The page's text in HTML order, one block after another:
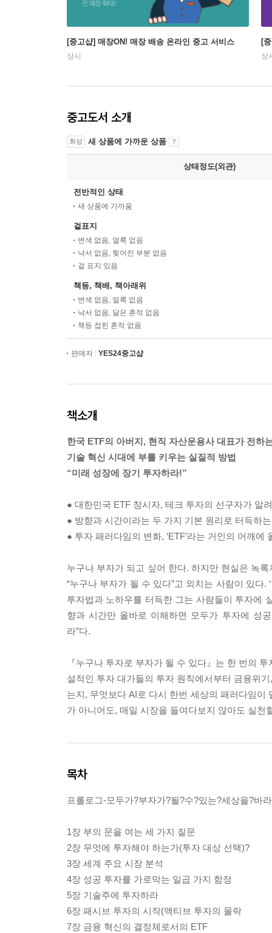
[중고샵] 매장ON! 매장 배송 온라인 중고 서비스
상시
[
상
중고도서 소개
최상 새 상품에 가까운 상품
상태정도(외관)
전반적인 상태
새 상품에 가까움
겉표지
변색 없음, 얼룩 없음
낙서 없음, 찢어진 부분 없음
겉 표지 있음
책등, 책배, 책아래위
변색 없음, 얼룩 없음
낙서 없음, 닳은 흔적 없음
책등 접힌 흔적 없음
판매자 : YES24중고샵
책소개
한국 ETF의 아버지, 현직 자산운용사 대표가 전하
기술 혁신 시대에 부를 키우는 실질적 방법
“미래 성장에 장기 투자하라!”
● 대한민국 ETF 창시자, 테크 투자의 선구자가 알
● 방향과 시간이라는 두 가지 기본 원리로 터득하
● 투자 패러다임의 변화, ‘ETF’라는 거인의 어깨에
누구나 부자가 되고 싶어 한다. 하지만 현실은 녹
“누구나 부자가 될 수 있다”고 외치는 사람이 있다
투자법과 노하우를 터득한 그는 사람들이 투자에
향과 시간만 올바로 이해하면 모두가 투자에 성
라”다.
『누구나 투자로 부자가 될 수 있다』는 한 번의
설적인 투자 대가들의 투자 원칙에서부터 금융위
는지, 무엇보다 AI로 다시 한번 세상의 패러다임
가 아니어도, 매일 시장을 들여다보지 않아도 실
목차
프롤로그-모두가?부자가?될?수?있는?세상을?바
1장 부의 문을 여는 세 가지 질문
2장 무엇에 투자해야 하는가(투자 대상 선택)?
3장 세계 주요 시장 분석
4장 성공 투자를 가로막는 일곱 가지 함정
5장 기술주에 투자하라
6장 패시브 투자의 시작(액티브 투자의 몰락
7장 금융 혁신의 결정체로서의 ETF